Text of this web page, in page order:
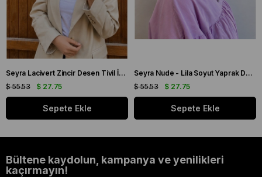
Seyra Lacivert Zincir Desen Tivil İpek Eşarp IST 3568
$ 27.75
$ 55.53
Sepete Ekle
Seyra Nude - Lila Soyut Yaprak Desen Tivil İpek Eşarp IST 3859
$ 27.75
$ 55.53
Sepete Ekle
Bültene kaydolun, kampanya ve yenilikleri
kaçırmayın!